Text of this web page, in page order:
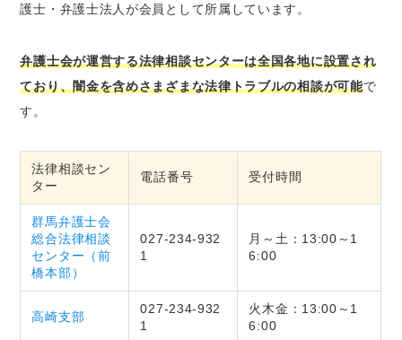
護士・弁護士法人が会員として所属しています。
弁護士会が運営する法律相談センターは全国各地に設置され
ており、闇金を含めさまざまな法律トラブルの相談が可能で
す。
法律相談セン
ター
電話番号 受付時間
群馬弁護士会
総合法律相談
センター（前
橋本部）
027-234-932
1
月～土：13:00～1
6:00
高崎支部
027-234-932
1
火木金：13:00～1
6:00